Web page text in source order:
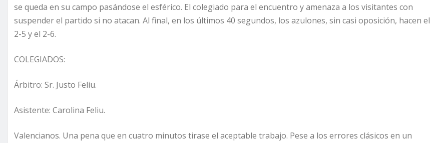
se queda en su campo pasándose el esférico. El colegiado para el encuentro y amenaza a los visitantes con
suspender el partido si no atacan. Al final, en los últimos 40 segundos, los azulones, sin casi oposición, hacen el
2-5 y el 2-6.
COLEGIADOS:
Árbitro: Sr. Justo Feliu.
Asistente: Carolina Feliu.
Valencianos. Una pena que en cuatro minutos tirase el aceptable trabajo. Pese a los errores clásicos en un